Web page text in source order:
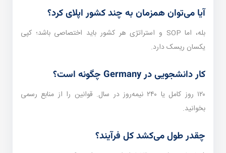
آیا می‌توان همزمان به چند کشور اپلای کرد؟
بله، اما SOP و استراتژی هر کشور باید اختصاصی باشد؛ کپی
یکسان ریسک دارد.
کار دانشجویی در Germany چگونه است؟
۱۲۰ روز کامل یا ۲۴۰ نیمه‌روز در سال. قوانین را از منابع رسمی
بخوانید.
چقدر طول می‌کشد کل فرآیند؟